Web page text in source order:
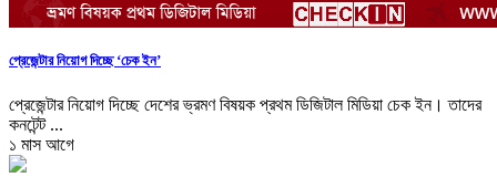
প্রেজেন্টার নিয়োগ দিচ্ছে ‘চেক ইন’
প্রেজেন্টার নিয়োগ দিচ্ছে দেশের ভ্রমণ বিষয়ক প্রথম ডিজিটাল মিডিয়া চেক ইন। তাদের
কনটেন্ট ...
১ মাস আগে